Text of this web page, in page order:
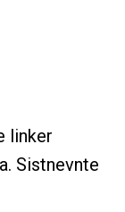
linker
Sistnevnte